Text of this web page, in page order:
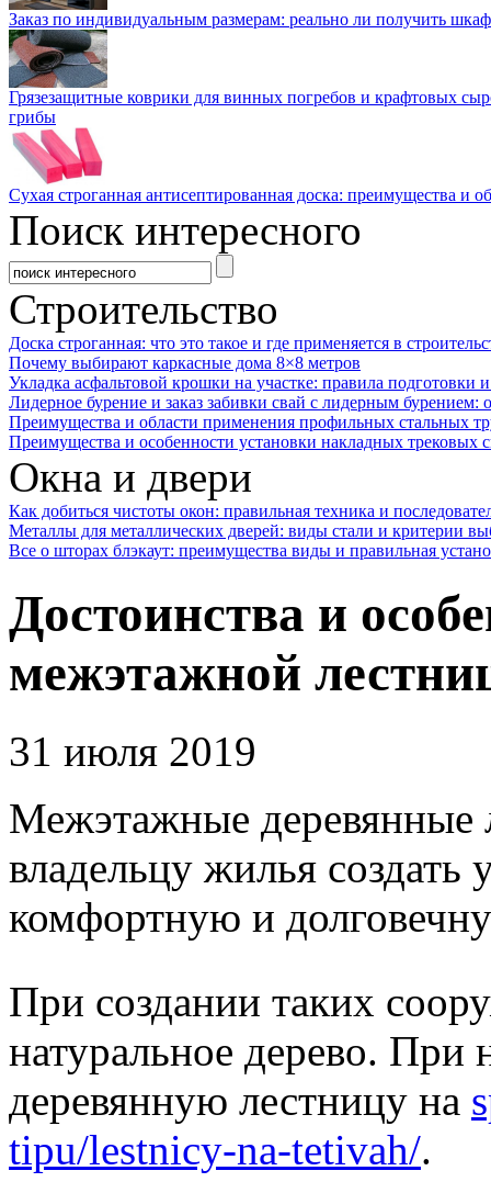
Заказ по индивидуальным размерам: реально ли получить
Грязезащитные коврики для винных погребов и крафтовых
грибы
Сухая строганная антисептированная доска: преимущества и
Поиск интересного
Строительство
Доска строганная: что это такое и где применяется в
Почему выбирают каркасные дома 8×8 метров
Укладка асфальтовой крошки на участке: правила подготовки
Лидерное бурение и заказ забивки свай с лидерным бурением:
Преимущества и области применения профильных стальных
Преимущества и особенности установки накладных трековых
Окна и двери
Как добиться чистоты окон: правильная техника и
Металлы для металлических дверей: виды стали и критерии
Все о шторах блэкаут: преимущества виды и правильная
Достоинства и
межэтажной
31 июля 2019
Межэтажные деревянные
владельцу жилья создать
комфортную и
При создании таких
натуральное дерево.
деревянную лестницу на
tipu/lestnicy-na-tetivah/.